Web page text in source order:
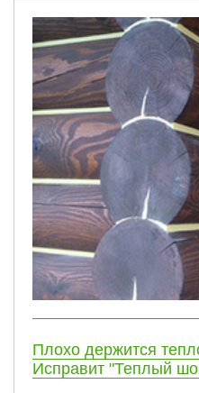
Плохо держится
Исправит "Теплый